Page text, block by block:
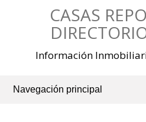
CASAS
Información
Navegación principal